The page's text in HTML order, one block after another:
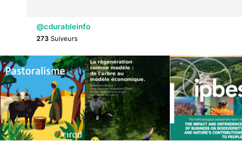
@cdurableinfo
273 Suiveurs